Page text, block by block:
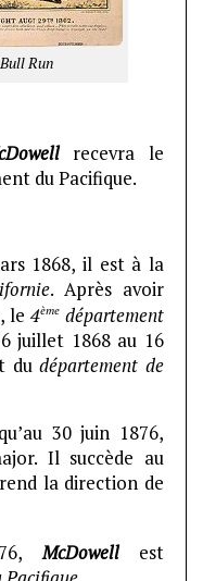
Run
recevra le
du Pacifique.
1868, il est à la
. Après avoir
le4èmedépartement
juillet 1868 au 16
dudépartement de
30 juin 1876,
Il succède au
la direction de
McDowellest